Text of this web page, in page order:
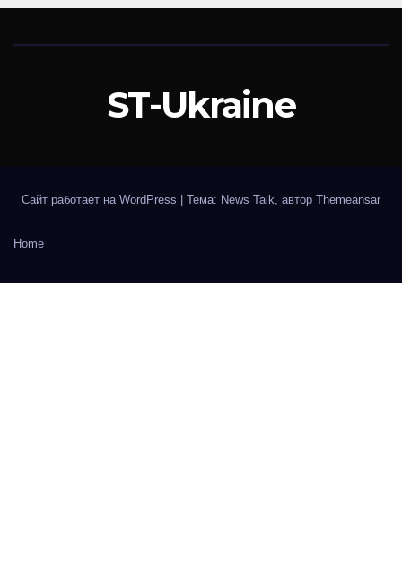
ST-Ukraine
Сайт работает на WordPress Тема: News Talk, автор Themeansar
Home